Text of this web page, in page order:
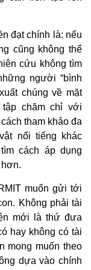
đạt chính là: nếu
cũng không thể
cứu không tìm
người “bình
chúng về mặt
chăm chỉ với
tham khảo đa
nổi tiếng khác
cách áp dụng
muốn gửi tới
Không phải tài
mới là thứ đưa
hay không có tài
mong muốn theo
dựa vào chính